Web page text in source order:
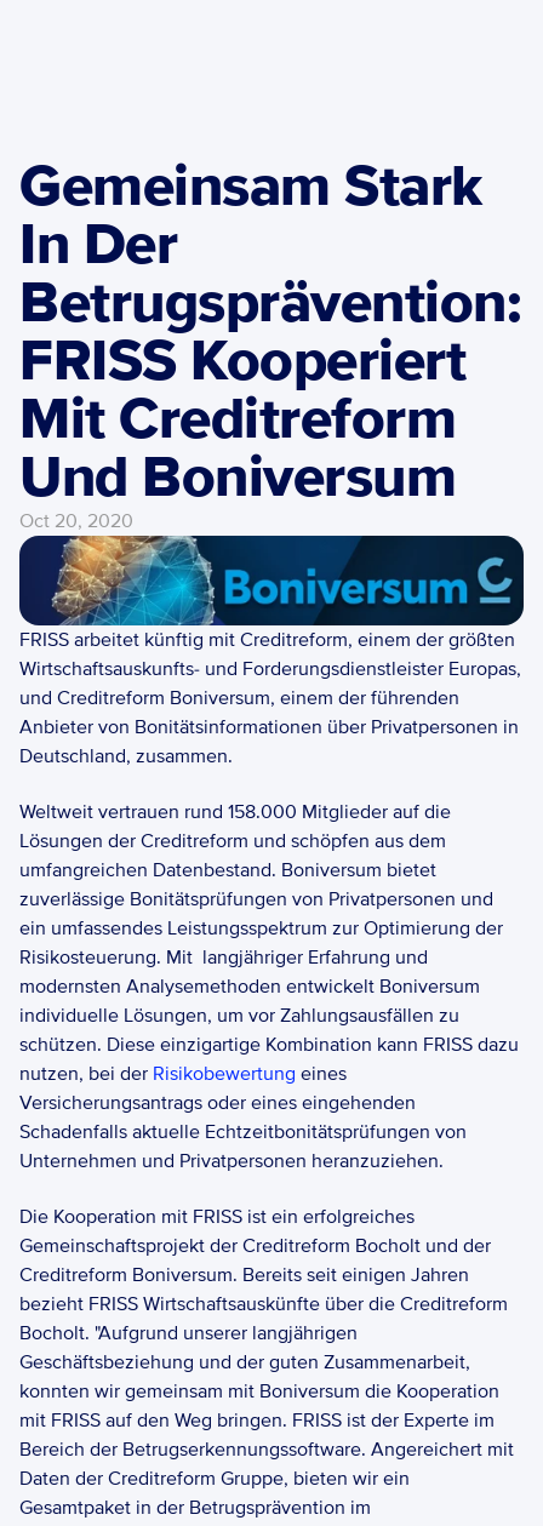
Gemeinsam Stark
In Der
Betrugsprävention:
FRISS Kooperiert
Mit Creditreform
Und Boniversum
Oct 20, 2020
FRISS arbeitet künftig mit Creditreform, einem der größten
Wirtschaftsauskunfts- und Forderungsdienstleister Europas,
und Creditreform Boniversum, einem der führenden
Anbieter von Bonitätsinformationen über Privatpersonen in
Deutschland, zusammen.
Weltweit vertrauen rund 158.000 Mitglieder auf die
Lösungen der Creditreform und schöpfen aus dem
umfangreichen Datenbestand. Boniversum bietet
zuverlässige Bonitätsprüfungen von Privatpersonen und
ein umfassendes Leistungsspektrum zur Optimierung der
Risikosteuerung. Mit  langjähriger Erfahrung und
modernsten Analysemethoden entwickelt Boniversum
individuelle Lösungen, um vor Zahlungsausfällen zu
schützen. Diese einzigartige Kombination kann FRISS dazu
nutzen, bei der Risikobewertung eines
Versicherungsantrags oder eines eingehenden
Schadenfalls aktuelle Echtzeitbonitätsprüfungen von
Unternehmen und Privatpersonen heranzuziehen.
Die Kooperation mit FRISS ist ein erfolgreiches
Gemeinschaftsprojekt der Creditreform Bocholt und der
Creditreform Boniversum. Bereits seit einigen Jahren
bezieht FRISS Wirtschaftsauskünfte über die Creditreform
Bocholt. "Aufgrund unserer langjährigen
Geschäftsbeziehung und der guten Zusammenarbeit,
konnten wir gemeinsam mit Boniversum die Kooperation
mit FRISS auf den Weg bringen. FRISS ist der Experte im
Bereich der Betrugserkennungssoftware. Angereichert mit
Daten der Creditreform Gruppe, bieten wir ein
Gesamtpaket in der Betrugsprävention im